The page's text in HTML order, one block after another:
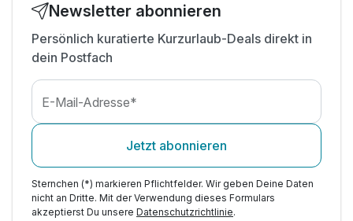
Newsletter abonnieren
Persönlich kuratierte Kurzurlaub-Deals direkt in
dein Postfach
E-Mail-Adresse*
Jetzt abonnieren
Sternchen (*) markieren Pflichtfelder. Wir geben Deine Daten
nicht an Dritte. Mit der Verwendung dieses Formulars
akzeptierst Du unsere Datenschutzrichtlinie.